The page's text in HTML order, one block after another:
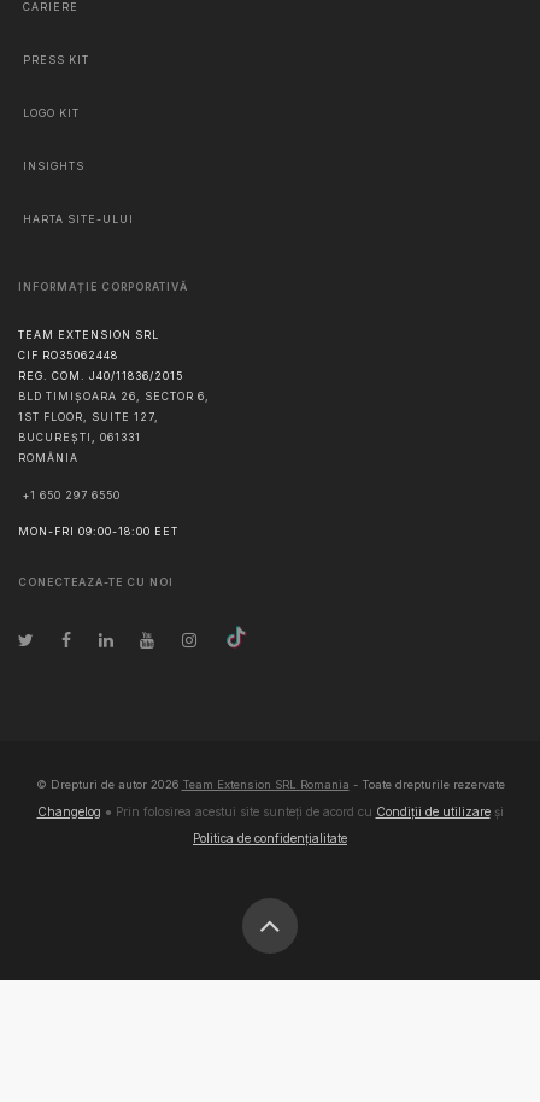
CARIERE
PRESS KIT
LOGO KIT
INSIGHTS
HARTA SITE-ULUI
INFORMAȚIE CORPORATIVĂ
TEAM EXTENSION SRL
CIF RO35062448
REG. COM. J40/11836/2015
BLD TIMIȘOARA 26, SECTOR 6,
1ST FLOOR, SUITE 127,
BUCUREŞTI
061331
ROMÂNIA
+1 650 297 6550
MON-FRI 09:00-18:00 EET
CONECTEAZA-TE CU NOI
© Drepturi de autor 2026 Team Extension SRL Romania - Toate drepturile rezervate
Changelog ● Prin folosirea acestui site sunteți de acord cu Condiții de utilizareși
Politica de confidențialitate